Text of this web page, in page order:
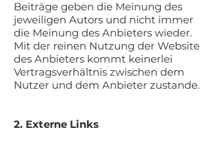
Beiträge geben die Meinung des
jeweiligen Autors und nicht immer
die Meinung des Anbieters wieder.
Mit der reinen Nutzung der Website
des Anbieters kommt keinerlei
Vertragsverhältnis zwischen dem
Nutzer und dem Anbieter zustande.
2. Externe Links